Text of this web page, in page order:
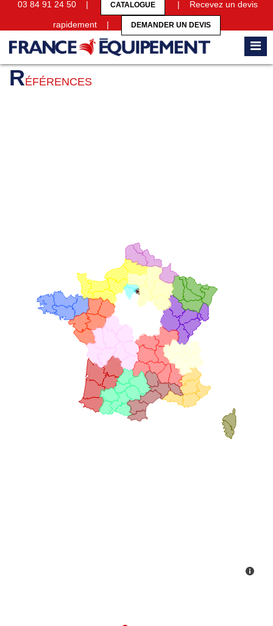
03 84 91 24 50 | CATALOGUE | Recevez un devis
rapidement | DEMANDER UN DEVIS
Accueil Références
RÉFÉRENCES